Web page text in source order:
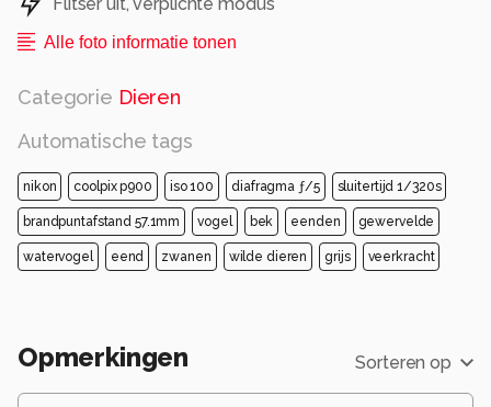
Flitser uit, verplichte modus
Alle foto informatie tonen
Categorie Dieren
Automatische tags
nikon coolpix p900 iso 100 diafragma ƒ/5 sluitertijd 1/320s
brandpuntafstand 57.1mm vogel bek eenden gewervelde
watervogel eend zwanen wilde dieren grijs veerkracht
Opmerkingen Sorteren op